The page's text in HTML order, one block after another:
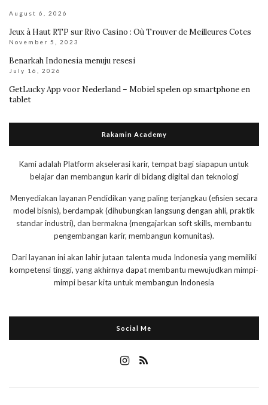
August 6, 2026
Jeux à Haut RTP sur Rivo Casino : Où Trouver de Meilleures Cotes
November 5, 2023
Benarkah Indonesia menuju resesi
July 16, 2026
GetLucky App voor Nederland – Mobiel spelen op smartphone en
tablet
Rakamin Academy
Kami adalah Platform akselerasi karir, tempat bagi siapapun untuk
belajar dan membangun karir di bidang digital dan teknologi
Menyediakan layanan Pendidikan yang paling terjangkau (efisien secara
model bisnis), berdampak (dihubungkan langsung dengan ahli, praktik
standar industri), dan bermakna (mengajarkan soft skills, membantu
pengembangan karir, membangun komunitas).
Dari layanan ini akan lahir jutaan talenta muda Indonesia yang memiliki
kompetensi tinggi, yang akhirnya dapat membantu mewujudkan mimpi-
mimpi besar kita untuk membangun Indonesia
Social Me